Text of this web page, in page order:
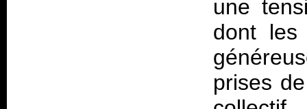
une
dont les
prises